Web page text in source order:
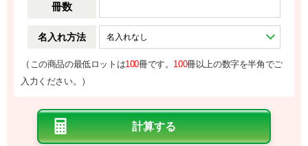
冊数
名入れ方法
（ この商品の最低ロットは100冊です。 100冊以上の数字を半角でご
入力ください。
）